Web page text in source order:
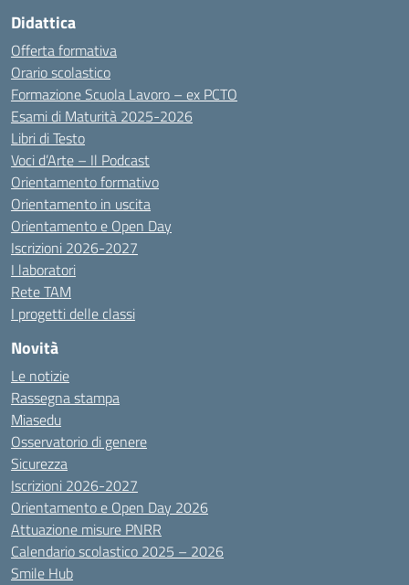
Didattica
Offerta formativa
Orario scolastico
Formazione Scuola Lavoro – ex PCTO
Esami di Maturità 2025-2026
Libri di Testo
Voci d’Arte – Il Podcast
Orientamento formativo
Orientamento in uscita
Orientamento e Open Day
Iscrizioni 2026-2027
I laboratori
Rete TAM
I progetti delle classi
Novità
Le notizie
Rassegna stampa
Miasedu
Osservatorio di genere
Sicurezza
Iscrizioni 2026-2027
Orientamento e Open Day 2026
Attuazione misure PNRR
Calendario scolastico 2025 – 2026
Smile Hub